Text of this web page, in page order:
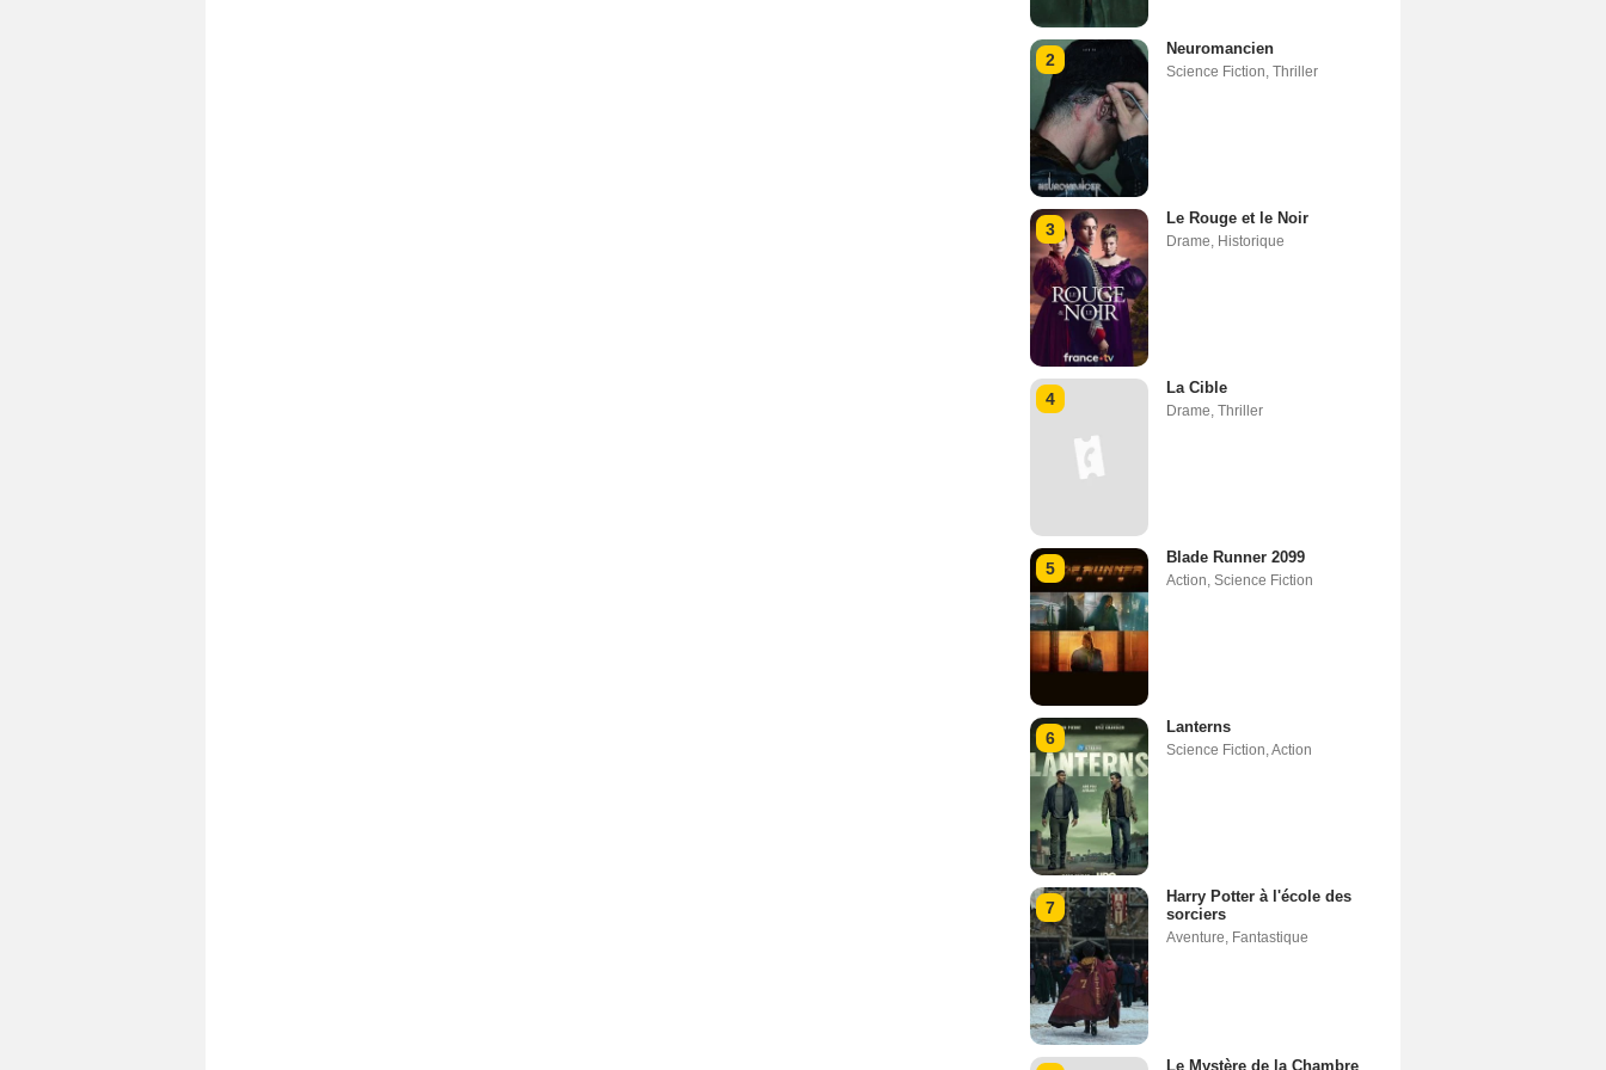
2
Neuromancien
Science Fiction Thriller
3
Le Rouge et le Noir
Drame Historique
4
La Cible
Drame Thriller
5
Blade Runner 2099
Action Science Fiction
6
Lanterns
Science Fiction Action
7
Harry Potter à l'école des
sorciers
Aventure Fantastique
Le Mystère de la Chambre